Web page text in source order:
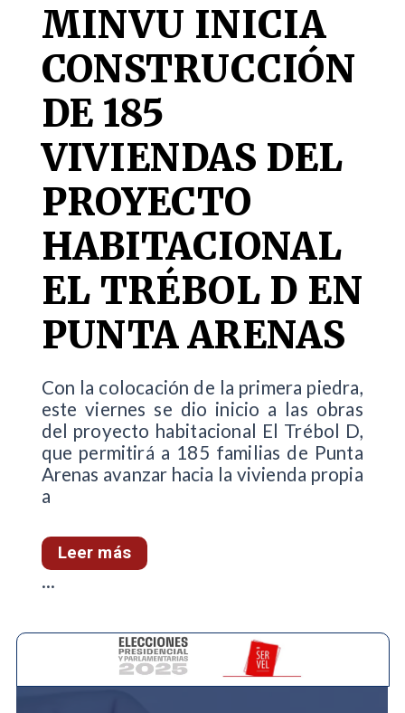
MINVU INICIA
CONSTRUCCIÓN
DE 185
VIVIENDAS DEL
PROYECTO
HABITACIONAL
EL TRÉBOL D EN
PUNTA ARENAS
Con la colocación de la primera piedra,
este viernes se dio inicio a las obras
del proyecto habitacional El Trébol D,
que permitirá a 185 familias de Punta
Arenas avanzar hacia la vivienda propia
a
Leer más
...